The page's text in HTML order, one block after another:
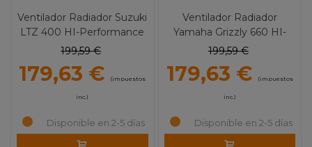
Ventilador Radiador Suzuki
LTZ 400 HI-Performance
MOOSE UTILITY
199,59 €
179,63 € (impuestos
inc.)
Disponible en 2-5 días
Ventilador Radiador
Yamaha Grizzly 660 HI-
Performance MOOSE
199,59 €
179,63 € (impuestos
inc.)
Disponible en 2-5 días